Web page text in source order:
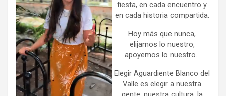
fiesta, en cada encuentro y
en cada historia compartida.
Hoy más que nunca,
elijamos lo nuestro,
apoyemos lo nuestro.
Elegir Aguardiente Blanco del
Valle es elegir a nuestra